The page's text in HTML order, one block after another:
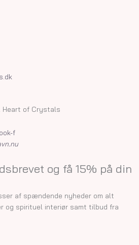
Heart of Crystals
f
og få 15% på din
af spændende nyheder om alt
og spirituel interiør samt tilbud fra